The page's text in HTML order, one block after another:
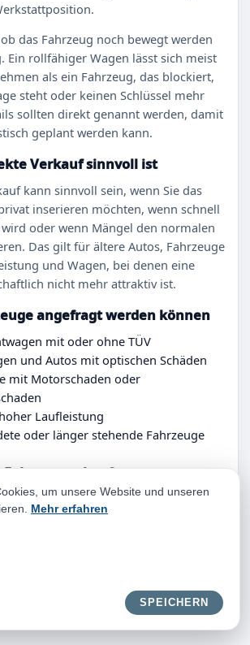
das Fahrzeug noch bewegt werden
Ein rollfähiger Wagen lässt sich meist
als ein Fahrzeug, das blockiert,
steht oder keinen Schlüssel mehr
sollten direkt genannt werden, damit
geplant werden kann.
Verkauf sinnvoll ist
kann sinnvoll sein, wenn Sie das
inserieren möchten, wenn schnell
oder wenn Mängel den normalen
Das gilt für ältere Autos, Fahrzeuge
und Wagen, bei denen eine
nicht mehr attraktiv ist.
angefragt werden können
mit oder ohne TÜV
und Autos mit optischen Schäden
mit Motorschaden oder
Laufleistung
oder länger stehende Fahrzeuge
Kombination aus schneller
persönlicher Abstimmung. Sie
organisieren, keine
empfangen und keine unklaren
führen. Das spart Zeit und
um unsere Website und unseren
Mehr erfahren
SPEICHERN